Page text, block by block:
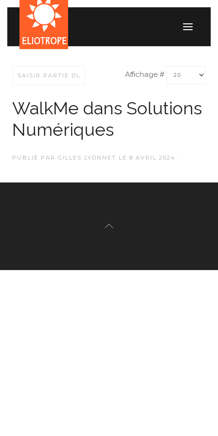
Affichage #
WalkMe dans Solutions
Numériques
PUBLIÉ PAR GILLES LYONNET LE 8 AVRIL 2024 .